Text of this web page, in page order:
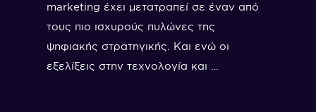
marketing έχει μετατραπεί σε έναν από
τους πιο ισχυρούς πυλώνες της
ψηφιακής στρατηγικής. Και ενώ οι
εξελίξεις στην τεχνολογία και …